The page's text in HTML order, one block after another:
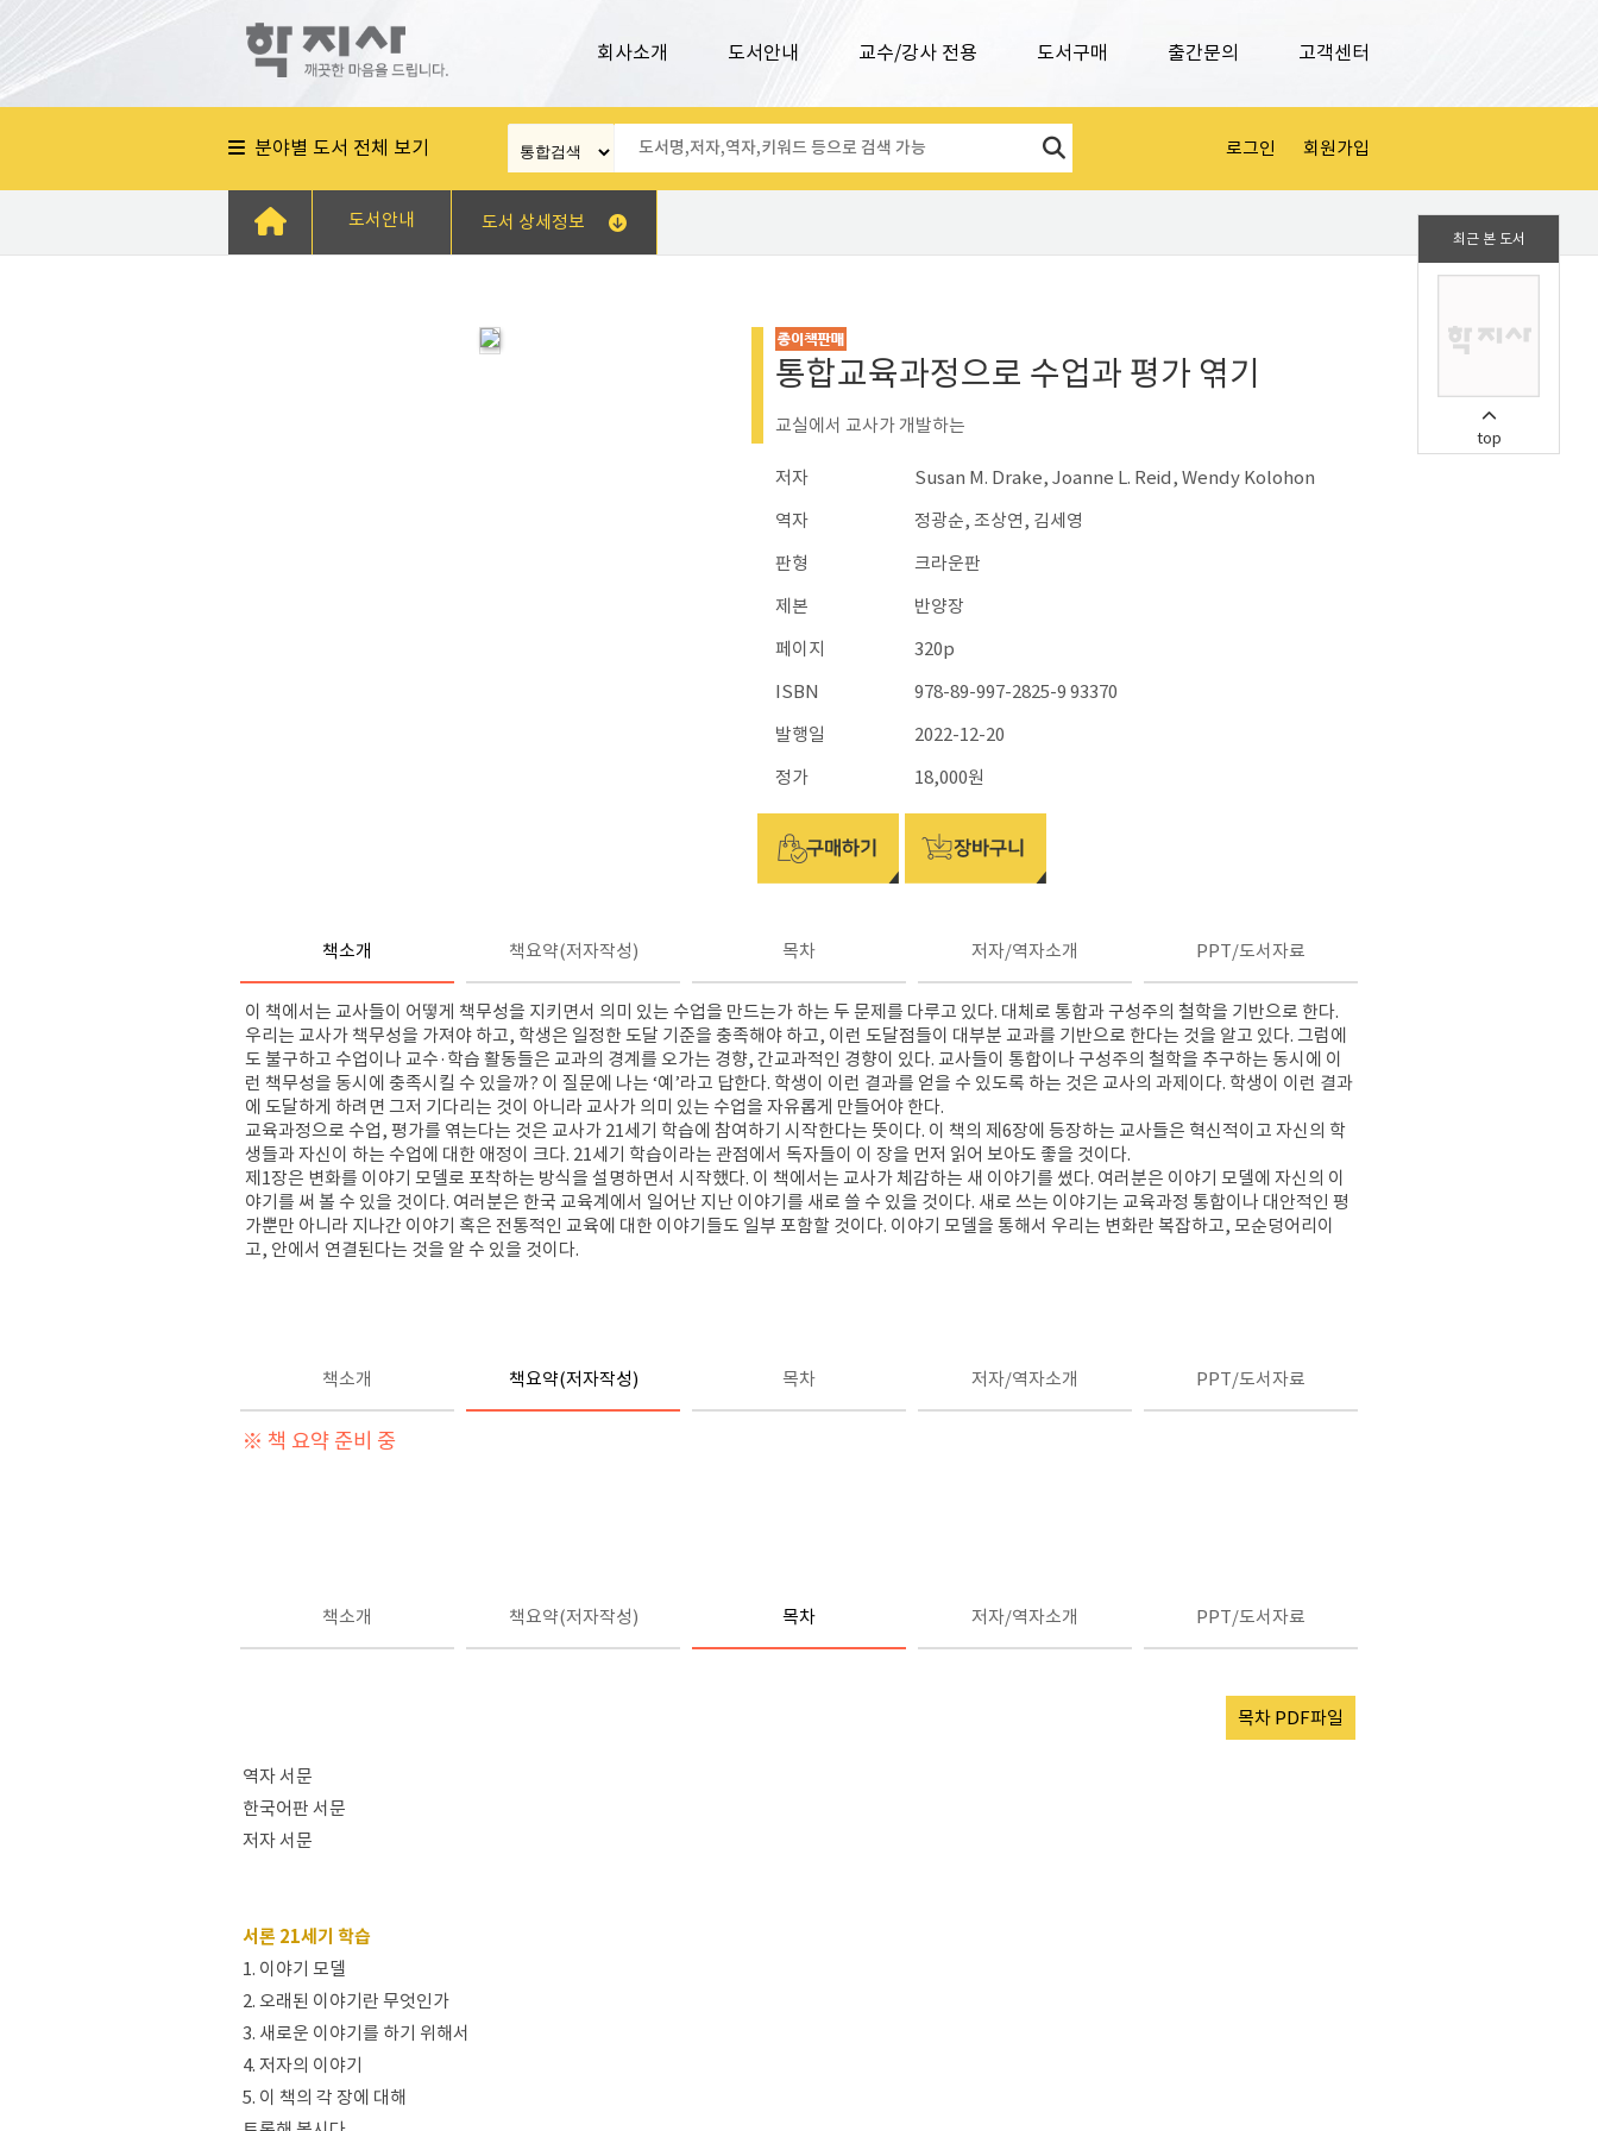
최근 본 도서
top
회사소개 도서안내 교수/강사 전용 도서구매 출간문의 고객센터
분야별 도서 전체 보기 로그인 회원가입
도서안내 도서 상세정보
통합교육과정으로 수업과 평가 엮기
교실에서 교사가 개발하는
저자
Susan M. Drake, Joanne L. Reid, Wendy Kolohon
역자
정광순, 조상연, 김세영
판형
크라운판
제본
반양장
페이지
320p
ISBN
978-89-997-2825-9 93370
발행일
2022-12-20
정가
18,000원
책소개 책요약(저자작성) 목차 저자/역자소개 PPT/도서자료
이 책에서는 교사들이 어떻게 책무성을 지키면서 의미 있는 수업을 만드는가 하는 두 문제를 다루고 있다. 대체로 통합과 구성주의 철학을 기반으로 한다.
우리는 교사가 책무성을 가져야 하고, 학생은 일정한 도달 기준을 충족해야 하고, 이런 도달점들이 대부분 교과를 기반으로 한다는 것을 알고 있다. 그럼에
도 불구하고 수업이나 교수· 학습 활동들은 교과의 경계를 오가는 경향, 간교과적인 경향이 있다. 교사들이 통합이나 구성주의 철학을 추구하는 동시에 이
런 책무성을 동시에 충족시킬 수 있을까? 이 질문에 나는 ‘예’라고 답한다. 학생이 이런 결과를 얻을 수 있도록 하는 것은 교사의 과제이다. 학생이 이런 결과
에 도달하게 하려면 그저 기다리는 것이 아니라 교사가 의미 있는 수업을 자유롭게 만들어야 한다.
교육과정으로 수업, 평가를 엮는다는 것은 교사가 21세기 학습에 참여하기 시작한다는 뜻이다. 이 책의 제6장에 등장하는 교사들은 혁신적이고 자신의 학
생들과 자신이 하는 수업에 대한 애정이 크다. 21세기 학습이라는 관점에서 독자들이 이 장을 먼저 읽어 보아도 좋을 것이다.
제1장은 변화를 이야기 모델로 포착하는 방식을 설명하면서 시작했다. 이 책에서는 교사가 체감하는 새 이야기를 썼다. 여러분은 이야기 모델에 자신의 이
야기를 써 볼 수 있을 것이다. 여러분은 한국 교육계에서 일어난 지난 이야기를 새로 쓸 수 있을 것이다. 새로 쓰는 이야기는 교육과정 통합이나 대안적인 평
가뿐만 아니라 지나간 이야기 혹은 전통적인 교육에 대한 이야기들도 일부 포함할 것이다. 이야기 모델을 통해서 우리는 변화란 복잡하고, 모순덩어리이
고, 안에서 연결된다는 것을 알 수 있을 것이다.
책소개 책요약(저자작성) 목차 저자/역자소개 PPT/도서자료
※ 책 요약 준비 중
책소개 책요약(저자작성) 목차 저자/역자소개 PPT/도서자료
목차 PDF파일
역자 서문
한국어판 서문
저자 서문
서론 21세기 학습
1. 이야기 모델
2. 오래된 이야기란 무엇인가
3. 새로운 이야기를 하기 위해서
4. 저자의 이야기
5. 이 책의 각 장에 대해